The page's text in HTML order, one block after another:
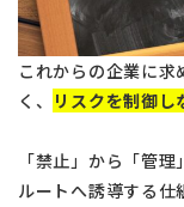
これからの企業に
く、 リスクを制御
「禁止」から「管
ルートへ誘導する仕